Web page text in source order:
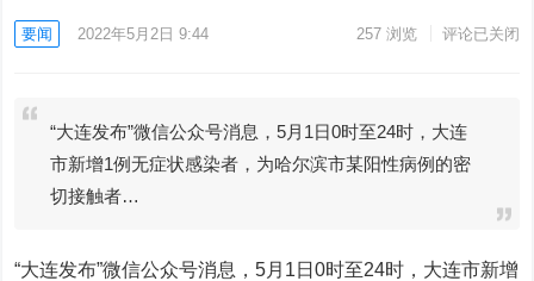
要闻 2022年5月2日 9:44 257浏览 评论已关闭
“大连发布”微信公众号消息，5月1日0时至24时，大连
市新增1例无症状感染者，为哈尔滨市某阳性病例的密
切接触者…
“大连发布”微信公众号消息，5月1日0时至24时，大连市新增